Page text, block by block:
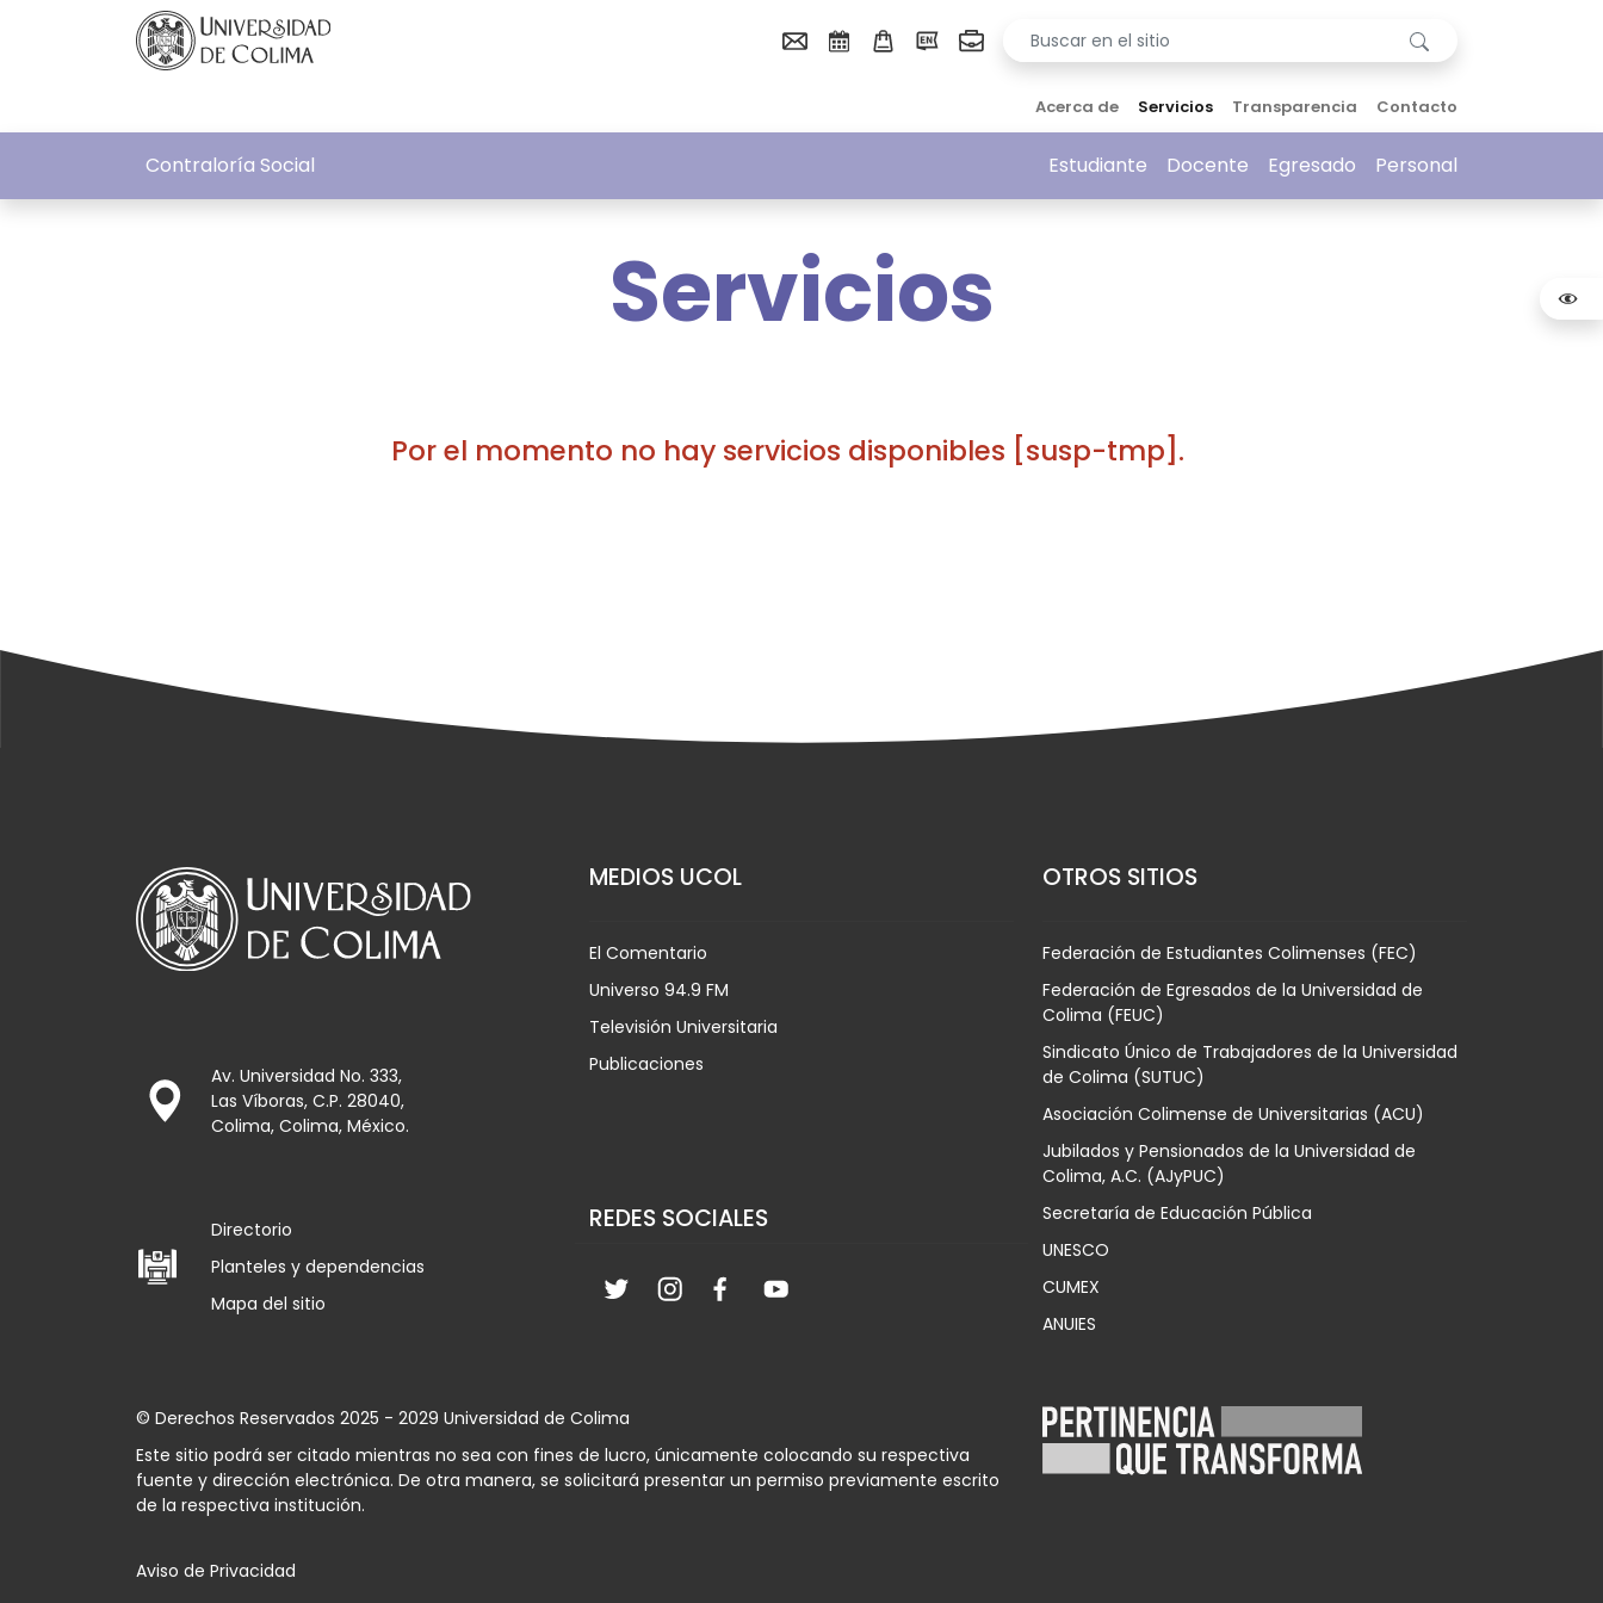
Acerca de Servicios Transparencia Contacto
Contraloría Social Estudiante Docente Egresado Personal
Servicios
Por el momento no hay servicios disponibles [susp-tmp].
Av. Universidad No. 333,
Las Víboras, C.P. 28040,
Colima, Colima, México.
Directorio
Planteles y dependencias
Mapa del sitio
MEDIOS UCOL
El Comentario
Universo 94.9 FM
Televisión Universitaria
Publicaciones
REDES SOCIALES
OTROS SITIOS
Federación de Estudiantes Colimenses (FEC)
Federación de Egresados de la Universidad de
Colima (FEUC)
Sindicato Único de Trabajadores de la Universidad
de Colima (SUTUC)
Asociación Colimense de Universitarias (ACU)
Jubilados y Pensionados de la Universidad de
Colima, A.C. (AJyPUC)
Secretaría de Educación Pública
UNESCO
CUMEX
ANUIES
© Derechos Reservados 2025 - 2029 Universidad de Colima
Este sitio podrá ser citado mientras no sea con fines de lucro, únicamente colocando su respectiva
fuente y dirección electrónica. De otra manera, se solicitará presentar un permiso previamente escrito
de la respectiva institución.
Aviso de Privacidad